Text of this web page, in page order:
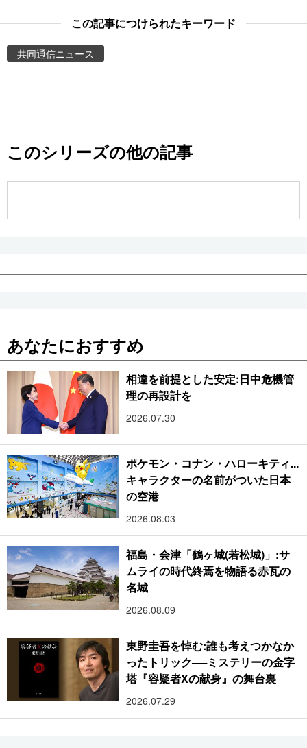
お知らせ
この記事につけられたキーワード
共同通信ニュース
このシリーズの他の記事
あなたにおすすめ
相違を前提とした安定:日中危機管
理の再設計を
2026.07.30
ポケモン・コナン・ハローキティ...
キャラクターの名前がついた日本
の空港
2026.08.03
福島・会津「鶴ヶ城(若松城)」:サ
ムライの時代終焉を物語る赤瓦の
名城
2026.08.09
東野圭吾を悼む:誰も考えつかなか
ったトリック──ミステリーの金字
塔『容疑者Xの献身』の舞台裏
2026.07.29